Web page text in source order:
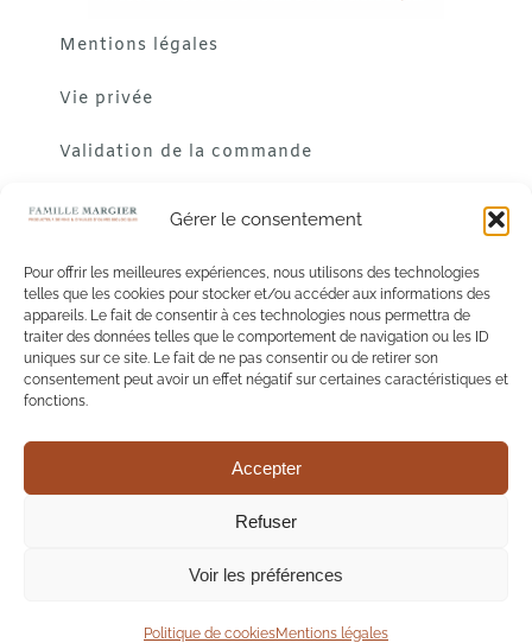
Gérer le consentement
Pour offrir les meilleures expériences, nous utilisons des technologies
telles que les cookies pour stocker et/ou accéder aux informations des
appareils. Le fait de consentir à ces technologies nous permettra de
traiter des données telles que le comportement de navigation ou les ID
uniques sur ce site. Le fait de ne pas consentir ou de retirer son
consentement peut avoir un effet négatif sur certaines caractéristiques et
fonctions.
Accepter
Refuser
Voir les préférences
Politique de cookiesMentions légales
Mentions légales
Vie privée
Validation de la commande
L'abus d'alcool est dangereux pour la santé. A consommer
avec modération.
© Copyright 2019 - Tout droits réservés